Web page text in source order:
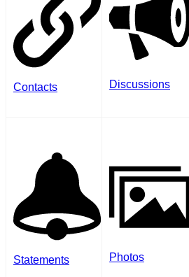
Contacts
Discussions
Statements
Photos